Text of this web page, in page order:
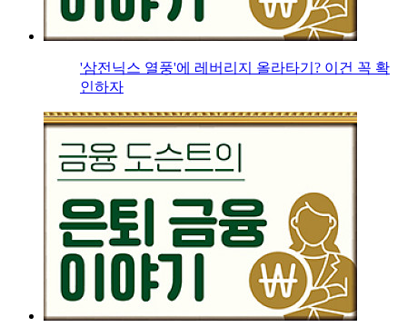
'삼전닉스 열풍'에 레버리지 올라타기? 이건 꼭 확
인하자